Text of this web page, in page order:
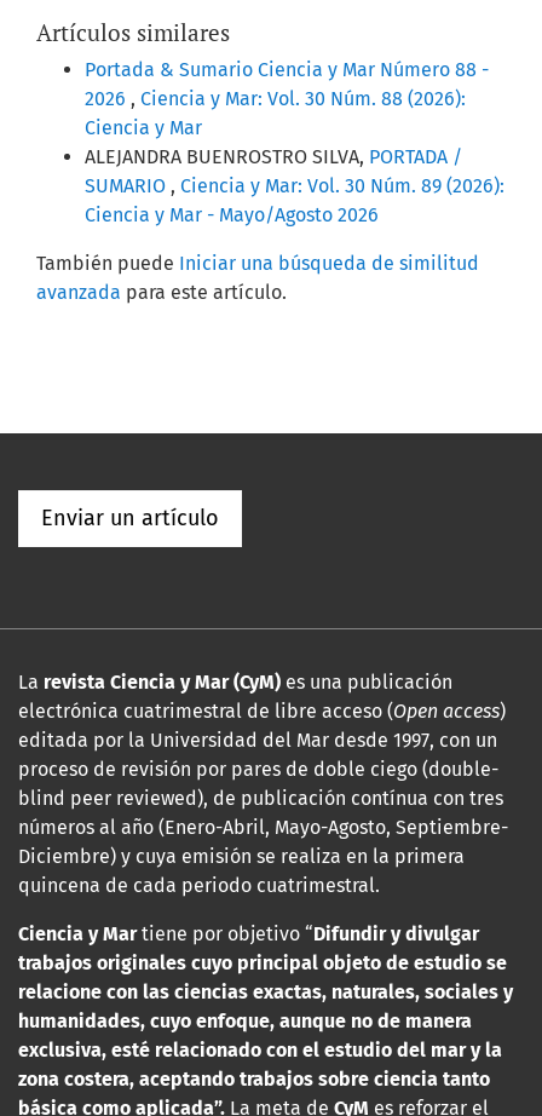
Artículos similares
Portada & Sumario Ciencia y Mar Número 88 -
2026 , Ciencia y Mar: Vol. 30 Núm. 88 (2026):
Ciencia y Mar
ALEJANDRA BUENROSTRO SILVA, PORTADA /
SUMARIO , Ciencia y Mar: Vol. 30 Núm. 89 (2026):
Ciencia y Mar - Mayo/Agosto 2026
También puede Iniciar una búsqueda de similitud
avanzada para este artículo.
Enviar un artículo
La revista Ciencia y Mar (CyM) es una publicación
electrónica cuatrimestral de libre acceso (Open access)
editada por la Universidad del Mar desde 1997, con un
proceso de revisión por pares de doble ciego (double-
blind peer reviewed), de publicación contínua con tres
números al año (Enero-Abril, Mayo-Agosto, Septiembre-
Diciembre) y cuya emisión se realiza en la primera
quincena de cada periodo cuatrimestral.
Ciencia y Martiene por objetivo “Difundir y divulgar
trabajos originales cuyo principal objeto de estudio se
relacione con las ciencias exactas, naturales, sociales y
humanidades, cuyo enfoque, aunque no de manera
exclusiva, esté relacionado con el estudio del mar y la
zona costera, aceptando trabajos sobre ciencia tanto
básica como aplicada”. La meta de CyM es reforzar el